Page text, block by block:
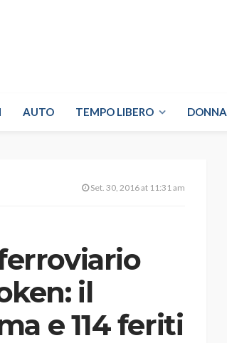
AUTO TEMPO LIBERO DONNA
Set. 30, 2016 at 11:31 am
il
e 114 feriti